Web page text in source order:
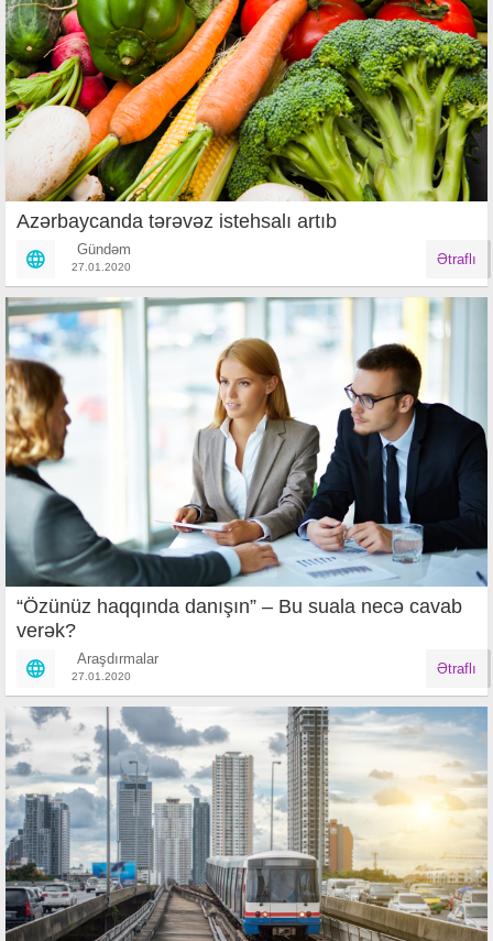
Azərbaycanda tərəvəz istehsalı artıb
Gündəm
27.01.2020 Ətraflı
“Özünüz haqqında danışın” – Bu suala necə cavab
verək?
Araşdırmalar
27.01.2020 Ətraflı